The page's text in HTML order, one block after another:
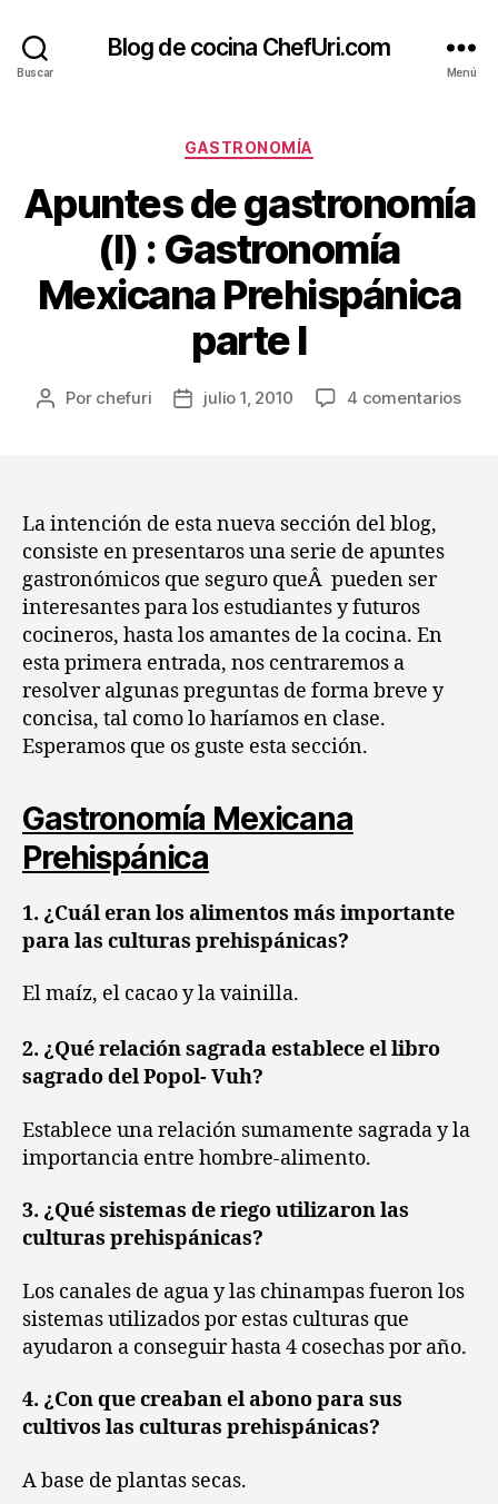
Buscar
Blog de cocina ChefUri.com
Menú
Categorías
GASTRONOMÍA
Apuntes de gastronomía
(I) : Gastronomía
Mexicana Prehispánica
parte I
Autor
Por chefuri
Fechajulio 1, 2010 4 comentariosen
La intención de esta nueva sección del blog,
consiste en presentaros una serie de apuntes
gastronómicos que seguro queÂ pueden ser
interesantes para los estudiantes y futuros
cocineros, hasta los amantes de la cocina. En
esta primera entrada, nos centraremos a
resolver algunas preguntas de forma breve y
concisa, tal como lo haríamos en clase.
Esperamos que os guste esta sección.
Gastronomía Mexicana
Prehispánica
1. ¿Cuál eran los alimentos más importante
para las culturas prehispánicas?
El maíz, el cacao y la vainilla.
2. ¿Qué relación sagrada establece el libro
sagrado del Popol- Vuh?
Establece una relación sumamente sagrada y la
importancia entre hombre-alimento.
3. ¿Qué sistemas de riego utilizaron las
culturas prehispánicas?
Los canales de agua y las chinampas fueron los
sistemas utilizados por estas culturas que
ayudaron a conseguir hasta 4 cosechas por año.
4. ¿Con que creaban el abono para sus
cultivos las culturas prehispánicas?
A base de plantas secas.